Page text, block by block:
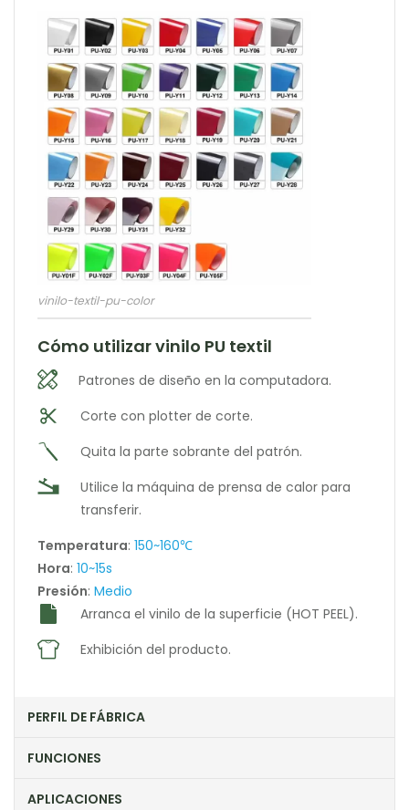
vinilo-textil-pu-color
Cómo utilizar vinilo PU textil
Patrones de diseño en la computadora.
Corte con plotter de corte.
Quita la parte sobrante del patrón.
Utilice la máquina de prensa de calor para
transferir.
Temperatura: 150~160℃
Hora: 10~15s
Presión: Medio
Arranca el vinilo de la superficie (HOT PEEL).
Exhibición del producto.
PERFIL DE FÁBRICA
FUNCIONES
APLICACIONES